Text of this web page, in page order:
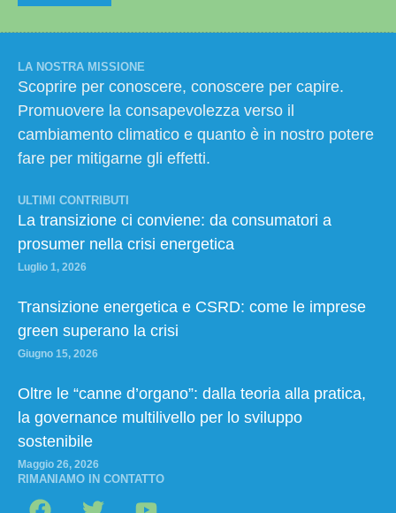
LA NOSTRA MISSIONE
Scoprire per conoscere, conoscere per capire.
Promuovere la consapevolezza verso il
cambiamento climatico e quanto è in nostro potere
fare per mitigarne gli effetti.
ULTIMI CONTRIBUTI
La transizione ci conviene: da consumatori a
prosumer nella crisi energetica
Luglio 1, 2026
Transizione energetica e CSRD: come le imprese
green superano la crisi
Giugno 15, 2026
Oltre le “canne d’organo”: dalla teoria alla pratica,
la governance multilivello per lo sviluppo
sostenibile
Maggio 26, 2026
RIMANIAMO IN CONTATTO